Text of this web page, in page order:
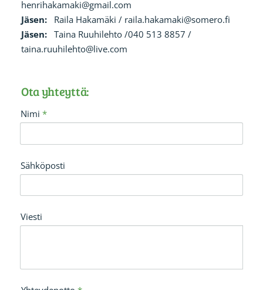
henrihakamaki@gmail.com
Jäsen:Raila Hakamäki / raila.hakamaki@somero.fi
Jäsen: Taina Ruuhilehto /040 513 8857 /
taina.ruuhilehto@live.com
Ota yhteyttä:
Nimi *
Sähköposti
Viesti